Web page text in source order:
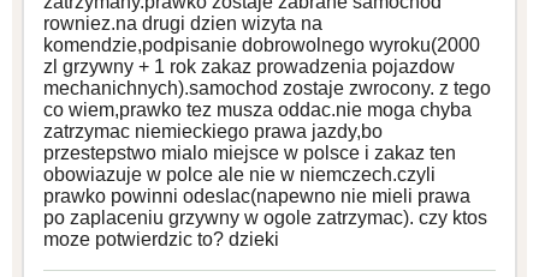
rowniez.na drugi dzien wizyta na
komendzie,podpisanie dobrowolnego wyroku(2000
zl grzywny + 1 rok zakaz prowadzenia pojazdow
mechanichnych).samochod zostaje zwrocony. z tego
co wiem,prawko tez musza oddac.nie moga chyba
zatrzymac niemieckiego prawa jazdy,bo
przestepstwo mialo miejsce w polsce i zakaz ten
obowiazuje w polce ale nie w niemczech.czyli
prawko powinni odeslac(napewno nie mieli prawa
po zaplaceniu grzywny w ogole zatrzymac). czy ktos
moze potwierdzic to? dzieki